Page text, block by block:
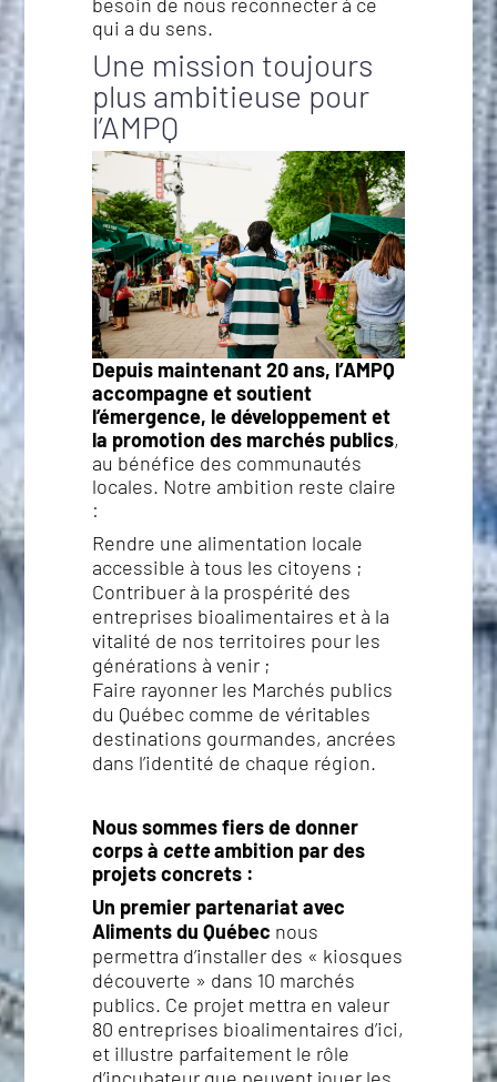
qui a du sens.
Une mission toujours
plus ambitieuse pour
l’AMPQ
Depuis maintenant 20 ans, l’AMPQ
accompagne et soutient
l’émergence, le développement et
la promotion des marchés publics,
au bénéfice des communautés
locales. Notre ambition reste claire
:
Rendre une alimentation locale
accessible à tous les citoyens ;
Contribuer à la prospérité des
entreprises bioalimentaires et à la
vitalité de nos territoires pour les
générations à venir ;
Faire rayonner les Marchés publics
du Québec comme de véritables
destinations gourmandes, ancrées
dans l’identité de chaque région.
Nous sommes fiers de donner
corps àcetteambition par des
projets concrets :
Un premier partenariat avec
Aliments du Québec nous
permettra d’installer des « kiosques
découverte » dans 10 marchés
publics. Ce projet mettra en valeur
80 entreprises bioalimentaires d’ici,
et illustre parfaitement le rôle